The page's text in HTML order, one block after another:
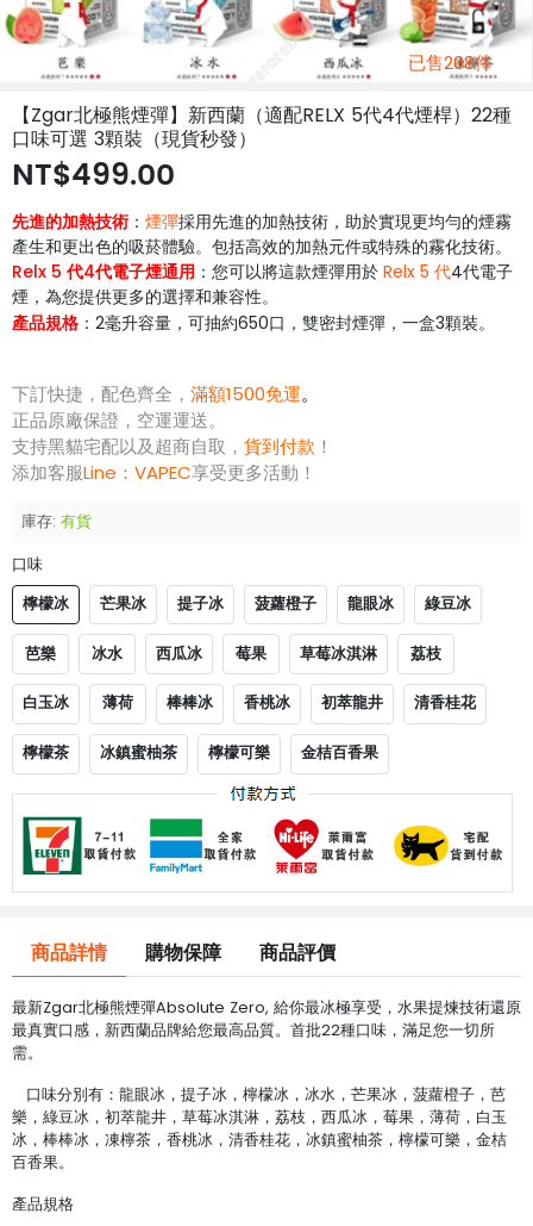
已售208件
【Zgar北極熊煙彈】新西蘭（適配RELX 5代4代煙桿）22種
口味可選 3顆裝（現貨秒發）
NT$499.00
先進的加熱技術 ： 煙彈採用先進的加熱技術，助於實現更均勻的煙霧
產生和更出色的吸菸體驗。包括高效的加熱元件或特殊的霧化技術。
Relx 5 代4代電子煙通用 ：您可以將這款煙彈用於 Relx 5 代4代電子
煙，為您提供更多的選擇和兼容性。
產品規格 ：2毫升容量， 可抽約650口，雙密封煙彈，一盒3顆裝。
下訂快捷，配色齊全， 滿額1500免運。
正品原廠保證，空運運送。
支持黑貓宅配以及超商自取， 貨到付款 ！
添加客服Line： VAPEC享受更多活動！
庫存: 有貨
口味
檸檬冰 芒果冰 提子冰 菠蘿橙子 龍眼冰
綠豆冰
芭樂
冰水 西瓜冰 莓果 草莓冰淇淋
荔枝
白玉冰
薄荷 棒棒冰 香桃冰 初萃龍井
清香桂花
檸檬茶
冰鎮蜜柚茶 檸檬可樂 金桔百香果
商品詳情 購物保障 商品評價
最新Zgar北極熊煙彈Absolute Zero, 給你最冰極享受，水果提煉技術還原
最真實口感，新西蘭品牌給您最高品質。首批22種口味，滿足您一切所
需。
口味分別有：龍眼冰，提子冰，檸檬冰，冰水，芒果冰，菠蘿橙子，芭
樂，綠豆冰，初萃龍井，草莓冰淇淋，荔枝，西瓜冰，莓果，薄荷，白玉
冰，棒棒冰，凍檸茶，香桃冰，清香桂花，冰鎮蜜柚茶，檸檬可樂，金桔
百香果。
產品規格